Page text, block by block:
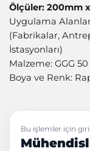
Ölçüler: 200mm
Uygulama
(Fabrikalar,
İstasyonları)
Malzeme: GGG 50
Boya ve Renk:
Bu işlemler için